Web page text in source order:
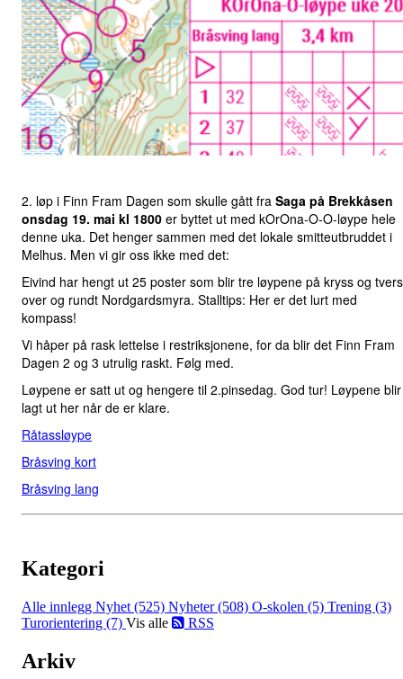
2. løp i Finn Fram Dagen som skulle gått fra Saga på Brekkåsen
onsdag 19. mai kl 1800 er byttet ut med kOrOna-O-O-løype hele
denne uka. Det henger sammen med det lokale smitteutbruddet i
Melhus. Men vi gir oss ikke med det:
Eivind har hengt ut 25 poster som blir tre løypene på kryss og tvers
over og rundt Nordgardsmyra. Stalltips: Her er det lurt med
kompass!
Vi håper på rask lettelse i restriksjonene, for da blir det Finn Fram
Dagen 2 og 3 utrulig raskt. Følg med.
Løypene er satt ut og hengere til 2.pinsedag. God tur! Løypene blir
lagt ut her når de er klare.
Råtassløype
Bråsving kort
Bråsving lang
Kategori
Alle innlegg Nyhet (525) Nyheter (508) O-skolen (5) Trening (3)
Turorientering (7) Vis alle RSS
Arkiv